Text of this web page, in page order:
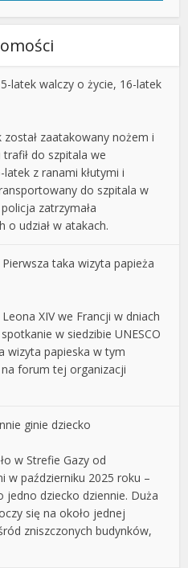
latek walczy o życie, 16-latek
zaatakowany nożem i
do szpitala we
z ranami kłutymi i
do szpitala w
zatrzymała
o udział w atakach.
taka wizyta papieża
XIV we Francji w dniach
w siedzibie UNESCO
wizyta papieska w tym
forum tej organizacji
ginie dziecko
w Strefie Gazy od
w październiku 2025 roku –
jedno dziecko dziennie. Duża
się na około jednej
zniszczonych budynków,